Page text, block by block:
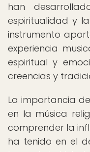
han
espiritualidad y
instrumento
experiencia
espiritual y
creencias y
La importancia
en la música
comprender la
ha tenido en el